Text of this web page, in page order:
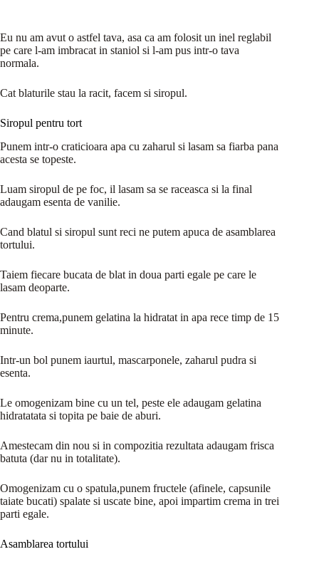
Eu nu am avut o astfel tava, asa ca am folosit un inel reglabil
pe care l-am imbracat in staniol si l-am pus intr-o tava
normala.
Cat blaturile stau la racit, facem si siropul.
Siropul pentru tort
Punem intr-o craticioara apa cu zaharul si lasam sa fiarba pana
acesta se topeste.
Luam siropul de pe foc, il lasam sa se raceasca si la final
adaugam esenta de vanilie.
Cand blatul si siropul sunt reci ne putem apuca de asamblarea
tortului.
Taiem fiecare bucata de blat in doua parti egale pe care le
lasam deoparte.
Pentru crema,punem gelatina la hidratat in apa rece timp de 15
minute.
Intr-un bol punem iaurtul, mascarponele, zaharul pudra si
esenta.
Le omogenizam bine cu un tel, peste ele adaugam gelatina
hidratatata si topita pe baie de aburi.
Amestecam din nou si in compozitia rezultata adaugam frisca
batuta (dar nu in totalitate).
Omogenizam cu o spatula,punem fructele (afinele, capsunile
taiate bucati) spalate si uscate bine, apoi impartim crema in trei
parti egale.
Asamblarea tortului